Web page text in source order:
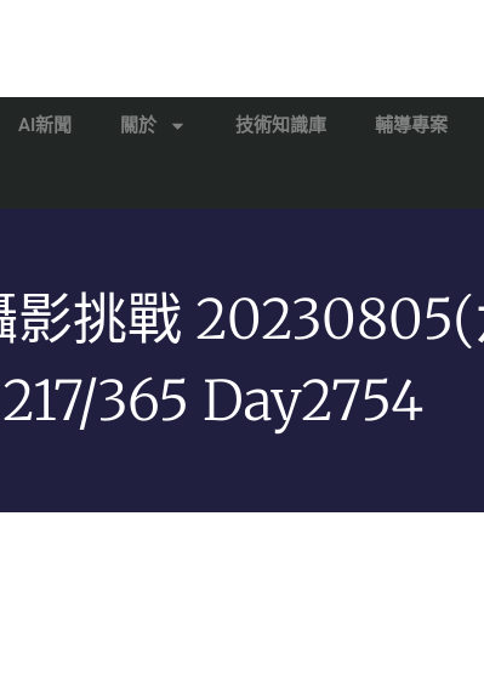
AI新聞 關於 技術知識庫 輔導專案
影挑戰
217/365 Day2754